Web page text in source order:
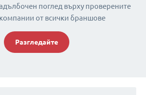
поглед върху проверените
от всички браншове
Разгледайте